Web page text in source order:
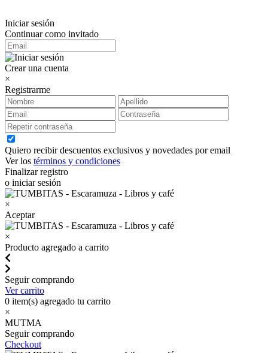
Iniciar sesión
Continuar como invitado
Crear una cuenta
×
Registrarme
Quiero recibir descuentos exclusivos y novedades por email
Ver los términos y condiciones
Finalizar registro
o iniciar sesión
×
Aceptar
×
Producto agregado a carrito
Seguir comprando
Ver carrito
0 item(s) agregado tu carrito
×
MUTMA
Seguir comprando
Checkout